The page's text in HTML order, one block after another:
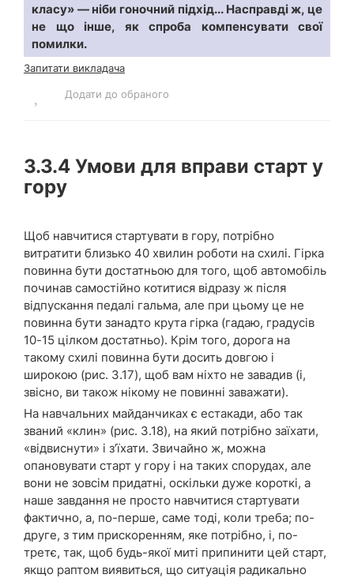
класу» — ніби гоночний підхід... Насправді ж, це
не що інше, як спроба компенсувати свої
помилки.
Запитати викладача
Додати до обраного
3.3.4 Умови для вправи старт у
гору
Щоб навчитися стартувати в гору, потрібно
витратити близько 40 хвилин роботи на схилі. Гірка
повинна бути достатньою для того, щоб автомобіль
починав самостійно котитися відразу ж після
відпускання педалі гальма, але при цьому це не
повинна бути занадто крута гірка (гадаю, градусів
10-15 цілком достатньо). Крім того, дорога на
такому схилі повинна бути досить довгою і
широкою (рис. 3.17), щоб вам ніхто не завадив (і,
звісно, ви також нікому не повинні заважати).
На навчальних майданчиках є естакади, або так
званий «клин» (рис. 3.18), на який потрібно заїхати,
«відвиснути» і з’їхати. Звичайно ж, можна
опановувати старт у гору і на таких спорудах, але
вони не зовсім придатні, оскільки дуже короткі, а
наше завдання не просто навчитися стартувати
фактично, а, по-перше, саме тоді, коли треба; по-
друге, з тим прискоренням, яке потрібно, і, по-
третє, так, щоб будь-якої миті припинити цей старт,
якщо раптом виявиться, що ситуація радикально